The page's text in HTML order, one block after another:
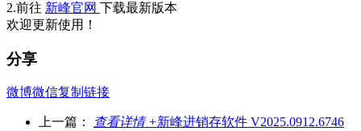
2.前往 新峰官网 下载最新版本
欢迎更新使用！
分享
微博微信复制链接
上一篇： 查看详情 +新峰进销存软件 V2025.0912.6746